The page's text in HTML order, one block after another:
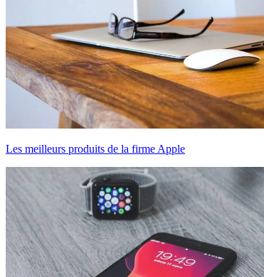
Les meilleurs produits de la firme Apple